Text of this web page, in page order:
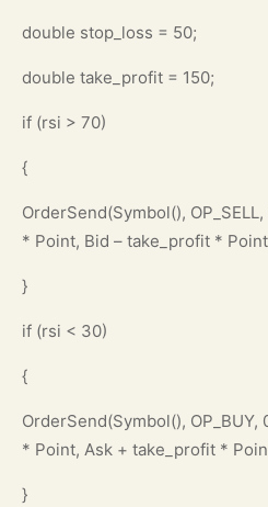
double stop_loss = 50;
double take_profit = 150;
if (rsi > 70)
{
OrderSend(Symbol(),
* Point, Bid – take_profit *
}
if (rsi < 30)
{
OrderSend(Symbol(), OP_BUY,
* Point, Ask + take_profit *
}